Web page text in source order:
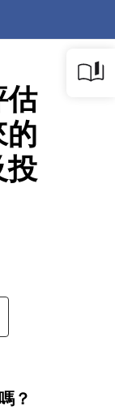
估
投
？